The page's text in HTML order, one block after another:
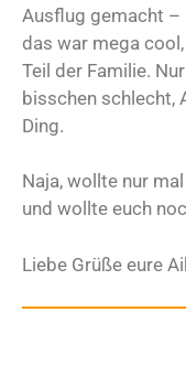
Ausflug gemacht –
das war mega
Teil der Familie.
bisschen schlecht,
Ding.
Naja, wollte nur
und wollte euch
Liebe Grüße eure